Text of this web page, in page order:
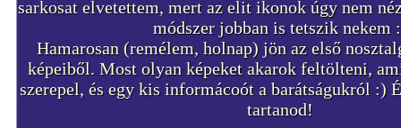
sarkosat elvetettem, mert az elit ikonok úgy nem
módszer jobban is tetszik nekem
Hamarosan (remélem, holnap) jön az első
képeiből. Most olyan képeket akarok feltölteni,
szerepel, és egy kis informácoót a barátságukról :)
tartanod!